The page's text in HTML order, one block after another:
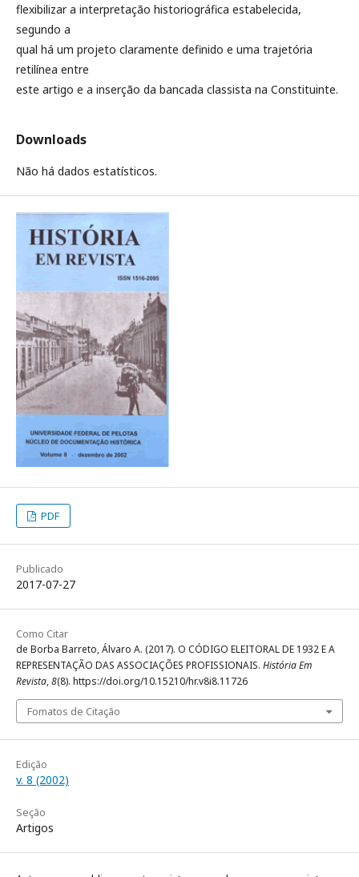
flexibilizar a interpretação historiográfica estabelecida,
segundo a
qual há um projeto claramente definido e uma trajetória
retilínea entre
este artigo e a inserção da bancada classista na Constituinte.
Downloads
Não há dados estatísticos.
PDF
Publicado
2017-07-27
Como Citar
de Borba Barreto, Álvaro A. (2017). O CÓDIGO ELEITORAL DE 1932 E A
REPRESENTAÇÃO DAS ASSOCIAÇÕES PROFISSIONAIS. História Em
Revista,8(8). https://doi.org/10.15210/hr.v8i8.11726
Fomatos de Citação
Edição
v. 8 (2002)
Seção
Artigos